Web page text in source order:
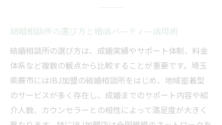
ibjと婚活パーティーの併用が生む出会いの
広がり
結婚相談所利用者におすすめの婚活パーテ
ィー戦略
婚活パーティーで避けたいNGな質問と対応
方法
結婚相談所の選び方と婚活パーティー活用術
結婚相談所の選び方は、成婚実績やサポート体制、料金
体系など複数の観点から比較することが重要です。埼玉
県蕨市にはIBJ加盟の結婚相談所をはじめ、地域密着型
のサービスが多く存在し、成婚までのサポート内容や紹
介人数、カウンセラーとの相性によって満足度が大きく